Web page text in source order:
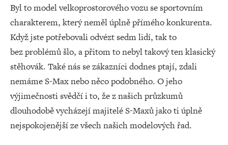
Byl to model velkoprostorového vozu se sportovním
charakterem, který neměl úplně přímého konkurenta.
Když jste potřebovali odvézt sedm lidí, tak to
bez problémů šlo, a přitom to nebyl takový ten klasický
stěhovák. Také nás se zákazníci dodnes ptají, zdali
nemáme S-Max nebo něco podobného. O jeho
výjimečnosti svědčí i to, že z našich průzkumů
dlouhodobě vycházejí majitelé S-Maxů jako ti úplně
nejspokojenější ze všech našich modelových řad.